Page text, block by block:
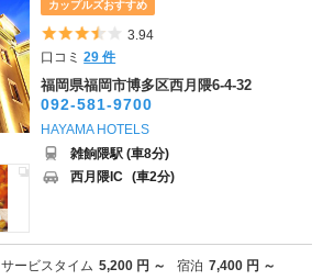
カップルズおすすめ
5つ星のうち3.5
3.94
口コミ29 件
福岡県福岡市博多区西月隈6-4-32
092-581-9700
HAYAMA HOTELS
雑餉隈駅 (車8分)
西月隈IC (車2分)
サービスタイム 5,200 円 ～ 宿泊 7,400 円 ～